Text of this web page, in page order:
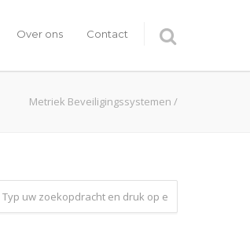
Over ons Contact
Metriek Beveiligingssystemen /